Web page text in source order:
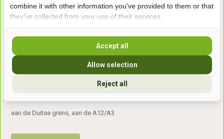
Bezoek onze
winkel
Handelsweg 6a
aan de Duitse grens, aan de A12/A3
combine it with other information you've provided to them or that
they've collected from your use of their services.
Reject all
Allow selection
Accept all